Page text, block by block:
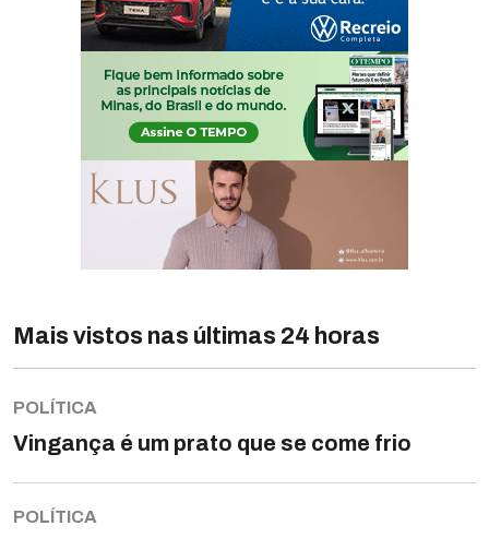
Mais vistos nas últimas 24 horas
POLÍTICA
Vingança é um prato que se come frio
POLÍTICA